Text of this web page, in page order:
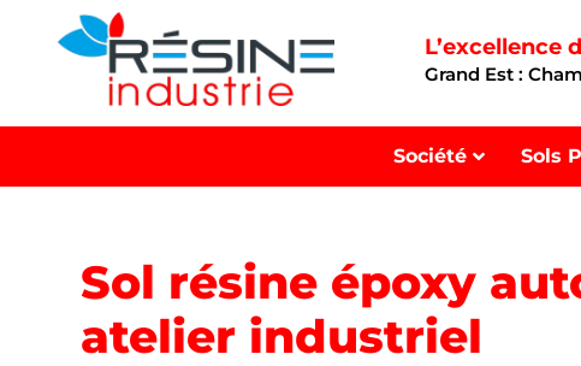
L’excellence
Grand Est :
Société Sols
Sol résine époxy
atelier industriel